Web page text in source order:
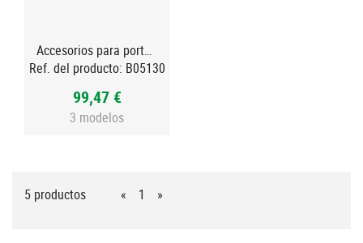
Accesorios para porta PSSN 45º negativo Izquierda
Ref. del producto: B05130
99,47 €
3 modelos
5 productos « 1 »